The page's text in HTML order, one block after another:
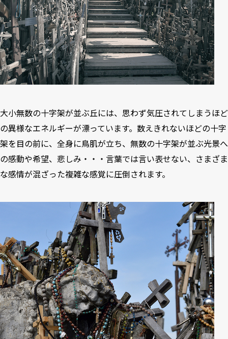
大小無数の十字架が並ぶ丘には、思わず気圧されてしまうほど
の異様なエネルギーが漂っています。数えきれないほどの十字
架を目の前に、全身に鳥肌が立ち、無数の十字架が並ぶ光景へ
の感動や希望、悲しみ・・・言葉では言い表せない、さまざま
な感情が混ざった複雑な感覚に圧倒されます。